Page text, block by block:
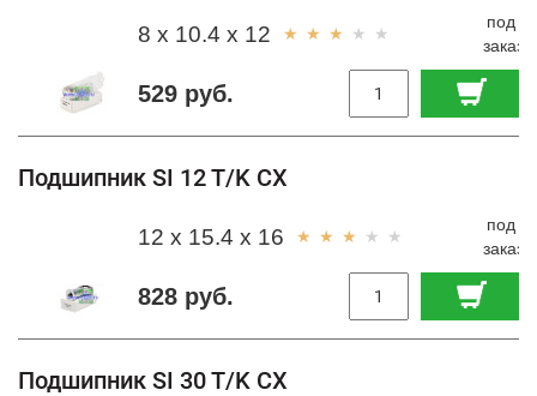
под
заказ
529 руб.
8 x 10.4 x 12
Подшипник SI 12 T/K CX
под
заказ
828 руб.
12 x 15.4 x 16
Подшипник SI 30 T/K CX